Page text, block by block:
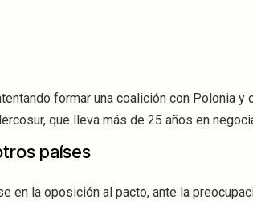
formar una coalición con Polonia y
que lleva más de 25 años en
países
en la oposición al pacto, ante la